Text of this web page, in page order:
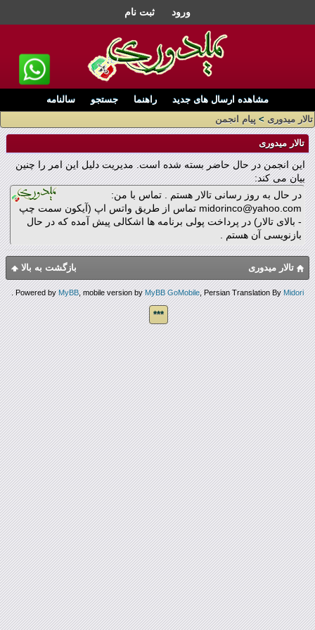
ورود ثبت نام
مشاهده ارسال های جدید راهنما جستجو
سالنامه
تالار میدوری > پیام انجمن
تالار میدوری
این انجمن در حال حاضر بسته شده است. مدیریت دلیل این امر را چنین
بیان می کند:
در حال به روز رسانی تالار هستم . تماس با من:
midorinco@yahoo.com تماس از طریق واتس اپ (آیکون سمت چپ
- بالای تالار) در پرداخت پولی برنامه ها اشکالی پیش آمده که در حال
بازنویسی آن هستم .
بازگشت به بالا تالار میدوری
Powered byMyBB, mobile version byMyBB GoMobile, Persian Translation ByMidori
.
***